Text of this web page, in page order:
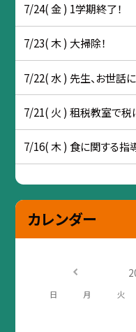
7/24( 金 ) 1学期終了！
7/23( 木 ) 大掃除！
7/22( 水 ) 先生、お世話に
7/21( 火 ) 租税教室で税
7/16( 木 ) 食に関する指
カレンダー
日 月 火